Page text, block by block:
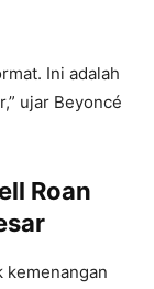
Ini adalah
ujar Beyoncé
Roan
kemenangan